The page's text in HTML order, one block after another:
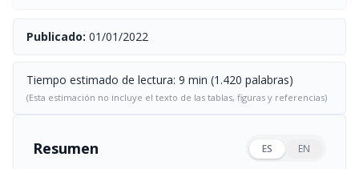
Publicado: 01/01/2022
Tiempo estimado de lectura: 9 min (1.420 palabras)
(Esta estimación no incluye el texto de las tablas, figuras y referencias)
Resumen ES EN